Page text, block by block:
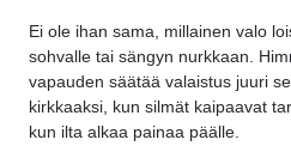
Ei ole ihan sama, millainen valo
sohvalle tai sängyn nurkkaan.
vapauden säätää valaistus juuri
kirkkaaksi, kun silmät kaipaavat
kun ilta alkaa painaa päälle.